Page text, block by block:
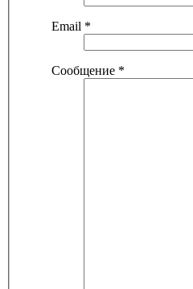
Email *
Сообщение *